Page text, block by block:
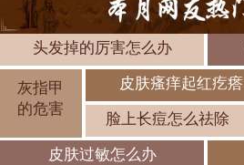
头发掉的厉害怎么办
灰指甲
的危害
皮肤瘙痒起红疙瘩
脸上长痘怎么祛除
皮肤过敏怎么办